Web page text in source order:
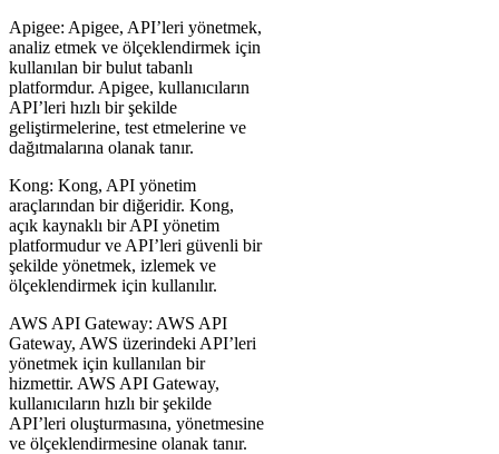
Apigee: Apigee, API’leri yönetmek,
analiz etmek ve ölçeklendirmek için
kullanılan bir bulut tabanlı
platformdur. Apigee, kullanıcıların
API’leri hızlı bir şekilde
geliştirmelerine, test etmelerine ve
dağıtmalarına olanak tanır.
Kong: Kong, API yönetim
araçlarından bir diğeridir. Kong,
açık kaynaklı bir API yönetim
platformudur ve API’leri güvenli bir
şekilde yönetmek, izlemek ve
ölçeklendirmek için kullanılır.
AWS API Gateway: AWS API
Gateway, AWS üzerindeki API’leri
yönetmek için kullanılan bir
hizmettir. AWS API Gateway,
kullanıcıların hızlı bir şekilde
API’leri oluşturmasına, yönetmesine
ve ölçeklendirmesine olanak tanır.